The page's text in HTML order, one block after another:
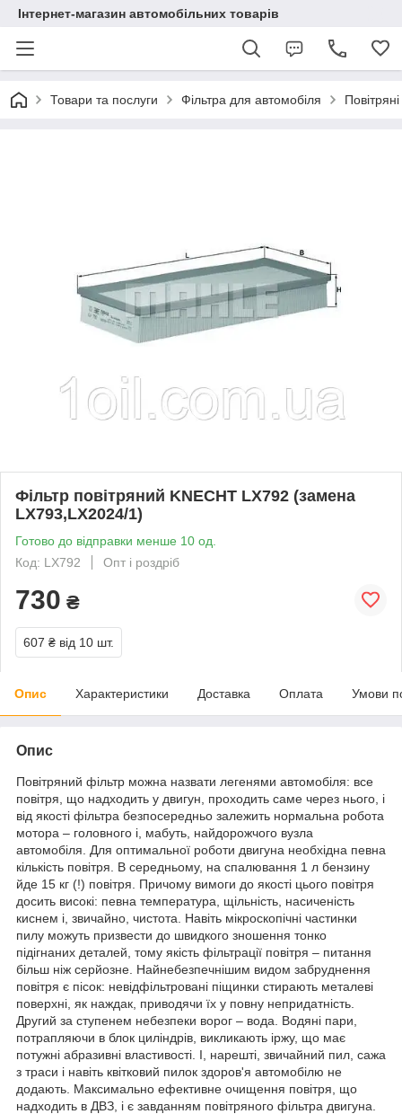
Інтернет-магазин автомобільних товарів
Товари та послуги Фільтра для автомобіля
Фільтр повітряний KNECHT LX792 (замена
LX793,LX2024/1)
Готово до відправки менше 10 од.
Код: LX792
Опт і роздріб
730 ₴
607 ₴ від 10 шт.
Опис Характеристики Доставка Оплата Умови
Опис
Повітряний фільтр можна назвати легенями автомобіля: все
повітря, що надходить у двигун, проходить саме через нього, і
від якості фільтра безпосередньо залежить нормальна робота
мотора – головного і, мабуть, найдорожчого вузла
автомобіля. Для оптимальної роботи двигуна необхідна певна
кількість повітря. В середньому, на спалювання 1 л бензину
йде 15 кг (!) повітря. Причому вимоги до якості цього повітря
досить високі: певна температура, щільність, насиченість
киснем і, звичайно, чистота. Навіть мікроскопічні частинки
пилу можуть призвести до швидкого зношення тонко
підігнаних деталей, тому якість фільтрації повітря – питання
більш ніж серйозне. Найнебезпечнішим видом забруднення
повітря є пісок: невідфільтровані піщинки стирають металеві
поверхні, як наждак, приводячи їх у повну непридатність.
Другий за ступенем небезпеки ворог – вода. Водяні пари,
потрапляючи в блок циліндрів, викликають іржу, що має
потужні абразивні властивості. І, нарешті, звичайний пил, сажа
з траси і навіть квітковий пилок здоров'я автомобілю не
додають. Максимально ефективне очищення повітря, що
надходить в ДВЗ, і є завданням повітряного фільтра двигуна.